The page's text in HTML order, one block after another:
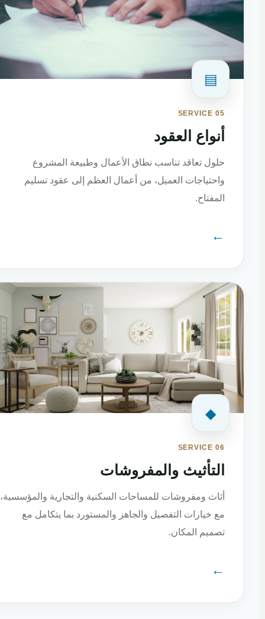
▤
SERVICE 05
أنواع العقود
حلول تعاقد تناسب نطاق الأعمال وطبيعة المشروع
واحتياجات العميل، من أعمال العظم إلى عقود تسليم
◆
SERVICE 06
التأثيث والمفروشات
أثاث ومفروشات للمساحات السكنية والتجارية والمؤسسية،
مع خيارات التفصيل والجاهز والمستورد بما يتكامل مع
تصميم المكان.